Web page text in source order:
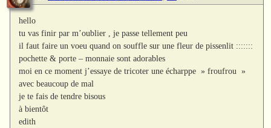
hello
tu vas finir par m’oublier , je passe tellement peu
il faut faire un voeu quand on souffle sur une fleur de pissenlit :::::::
pochette & porte – monnaie sont adorables
moi en ce moment j’essaye de tricoter une écharppe » froufrou »
avec beaucoup de mal
je te fais de tendre bisous
à bientôt
edith